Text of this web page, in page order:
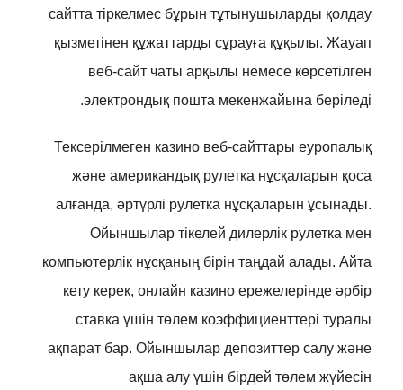
сайтта тіркелмес бұрын тұтынушыларды қолдау
қызметінен құжаттарды сұрауға құқылы. Жауап
веб-сайт чаты арқылы немесе көрсетілген
электрондық пошта мекенжайына беріледі.
Тексерілмеген казино веб-сайттары еуропалық
және американдық рулетка нұсқаларын қоса
алғанда, әртүрлі рулетка нұсқаларын ұсынады.
Ойыншылар тікелей дилерлік рулетка мен
компьютерлік нұсқаның бірін таңдай алады. Айта
кету керек, онлайн казино ережелерінде әрбір
ставка үшін төлем коэффициенттері туралы
ақпарат бар. Ойыншылар депозиттер салу және
ақша алу үшін бірдей төлем жүйесін